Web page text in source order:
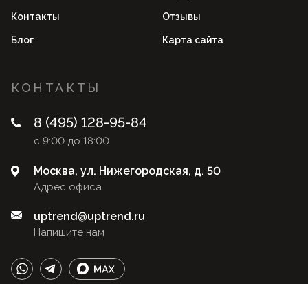
Контакты Отзывы
Блог Карта сайта
КОНТАКТЫ
8 (495) 128-95-84
с 9:00 до 18:00
Адрес офиса
Москва, ул. Нижегородская, д. 50
Напишите нам
uptrend@uptrend.ru